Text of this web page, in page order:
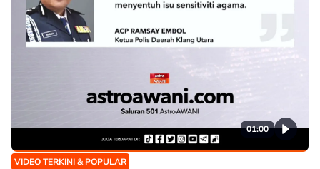
01:00
VIDEO TERKINI & POPULAR